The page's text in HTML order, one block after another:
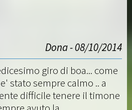
Dona - 08/10/2014
giro di boa... come
stato sempre calmo .. a
difficile tenere il timone